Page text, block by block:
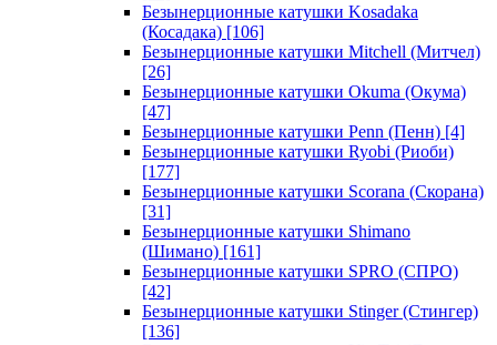
Безынерционные катушки Kosadaka
(Косадака) [106]
Безынерционные катушки Mitchell (Митчел)
[26]
Безынерционные катушки Okuma (Окума)
[47]
Безынерционные катушки Penn (Пенн) [4]
Безынерционные катушки Ryobi (Риоби)
[177]
Безынерционные катушки Scorana (Скорана)
[31]
Безынерционные катушки Shimano
(Шимано) [161]
Безынерционные катушки SPRO (СПРО)
[42]
Безынерционные катушки Stinger (Стингер)
[136]